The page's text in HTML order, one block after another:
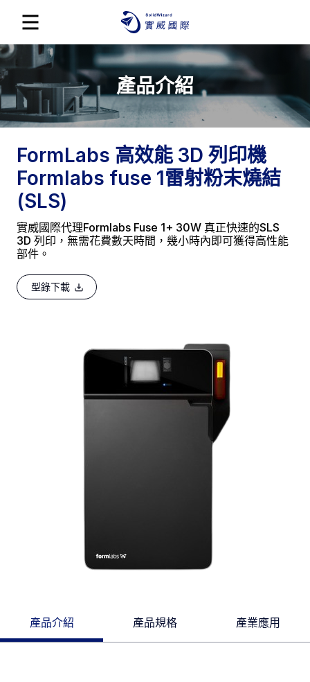
產品介紹
FormLabs 高效能 3D 列印機
Formlabs fuse 1雷射粉末燒結
(SLS)
實威國際代理Formlabs Fuse 1+ 30W 真正快速的SLS
3D 列印，無需花費數天時間，幾小時內即可獲得高性能
部件。
型錄下載
產品介紹 產品規格 產業應用